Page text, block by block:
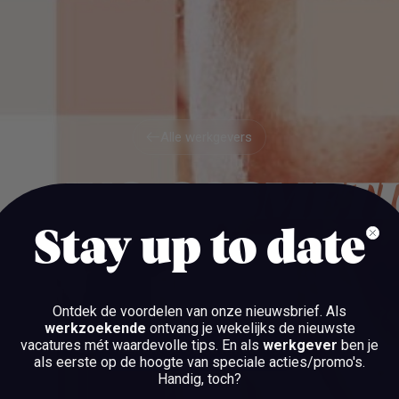
Alle werkgevers
Alle werkgevers
ALMERE
BEKIJK DE VACATURES
Stay up to date
Ontdek de voordelen van onze nieuwsbrief. Als
werkzoekende ontvang je wekelijks de nieuwste
vacatures mét waardevolle tips. En als werkgever ben je
als eerste op de hoogte van speciale acties/promo's.
Handig, toch?